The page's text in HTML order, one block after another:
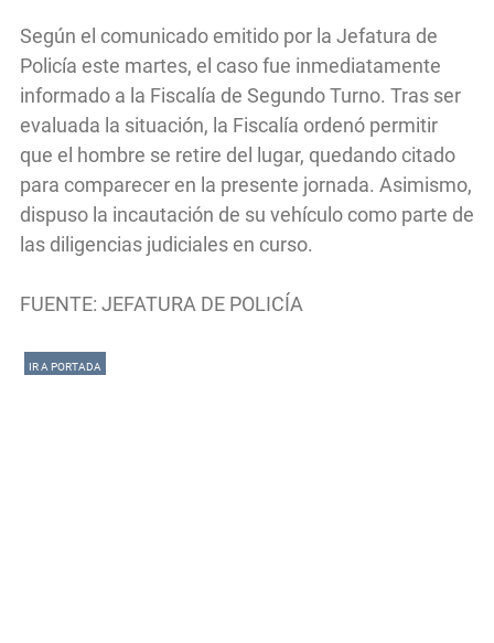
Según el comunicado emitido por la Jefatura de
Policía este martes, el caso fue inmediatamente
informado a la Fiscalía de Segundo Turno. Tras ser
evaluada la situación, la Fiscalía ordenó permitir
que el hombre se retire del lugar, quedando citado
para comparecer en la presente jornada. Asimismo,
dispuso la incautación de su vehículo como parte de
las diligencias judiciales en curso.
FUENTE: JEFATURA DE POLICÍA
IR A PORTADA